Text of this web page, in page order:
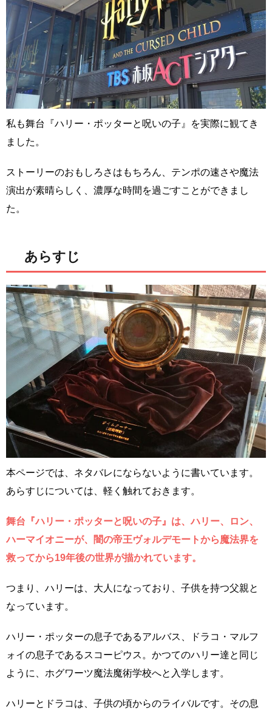
私も舞台『ハリー・ポッターと呪いの子』を実際に観てき
ました。
ストーリーのおもしろさはもちろん、テンポの速さや魔法
演出が素晴らしく、濃厚な時間を過ごすことができまし
た。
あらすじ
本ページでは、ネタバレにならないように書いています。
あらすじについては、軽く触れておきます。
舞台『ハリー・ポッターと呪いの子』は、ハリー、ロン、
ハーマイオニーが、闇の帝王ヴォルデモートから魔法界を
救ってから19年後の世界が描かれています。
つまり、ハリーは、大人になっており、子供を持つ父親と
なっています。
ハリー・ポッターの息子であるアルバス、ドラコ・マルフ
ォイの息子であるスコーピウス。かつてのハリー達と同じ
ように、ホグワーツ魔法魔術学校へと入学します。
ハリーとドラコは、子供の頃からのライバルです。その息